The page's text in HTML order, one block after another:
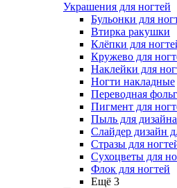
Украшения для ногтей
Бульонки для
Втирка ракушки
Клёпки для
Кружево для
Наклейки для
Ногти накладные
Переводная
Пигмент для
Пыль для
Слайдер дизайн
Стразы для
Сухоцветы для
Флок для ногтей
Ещё 3